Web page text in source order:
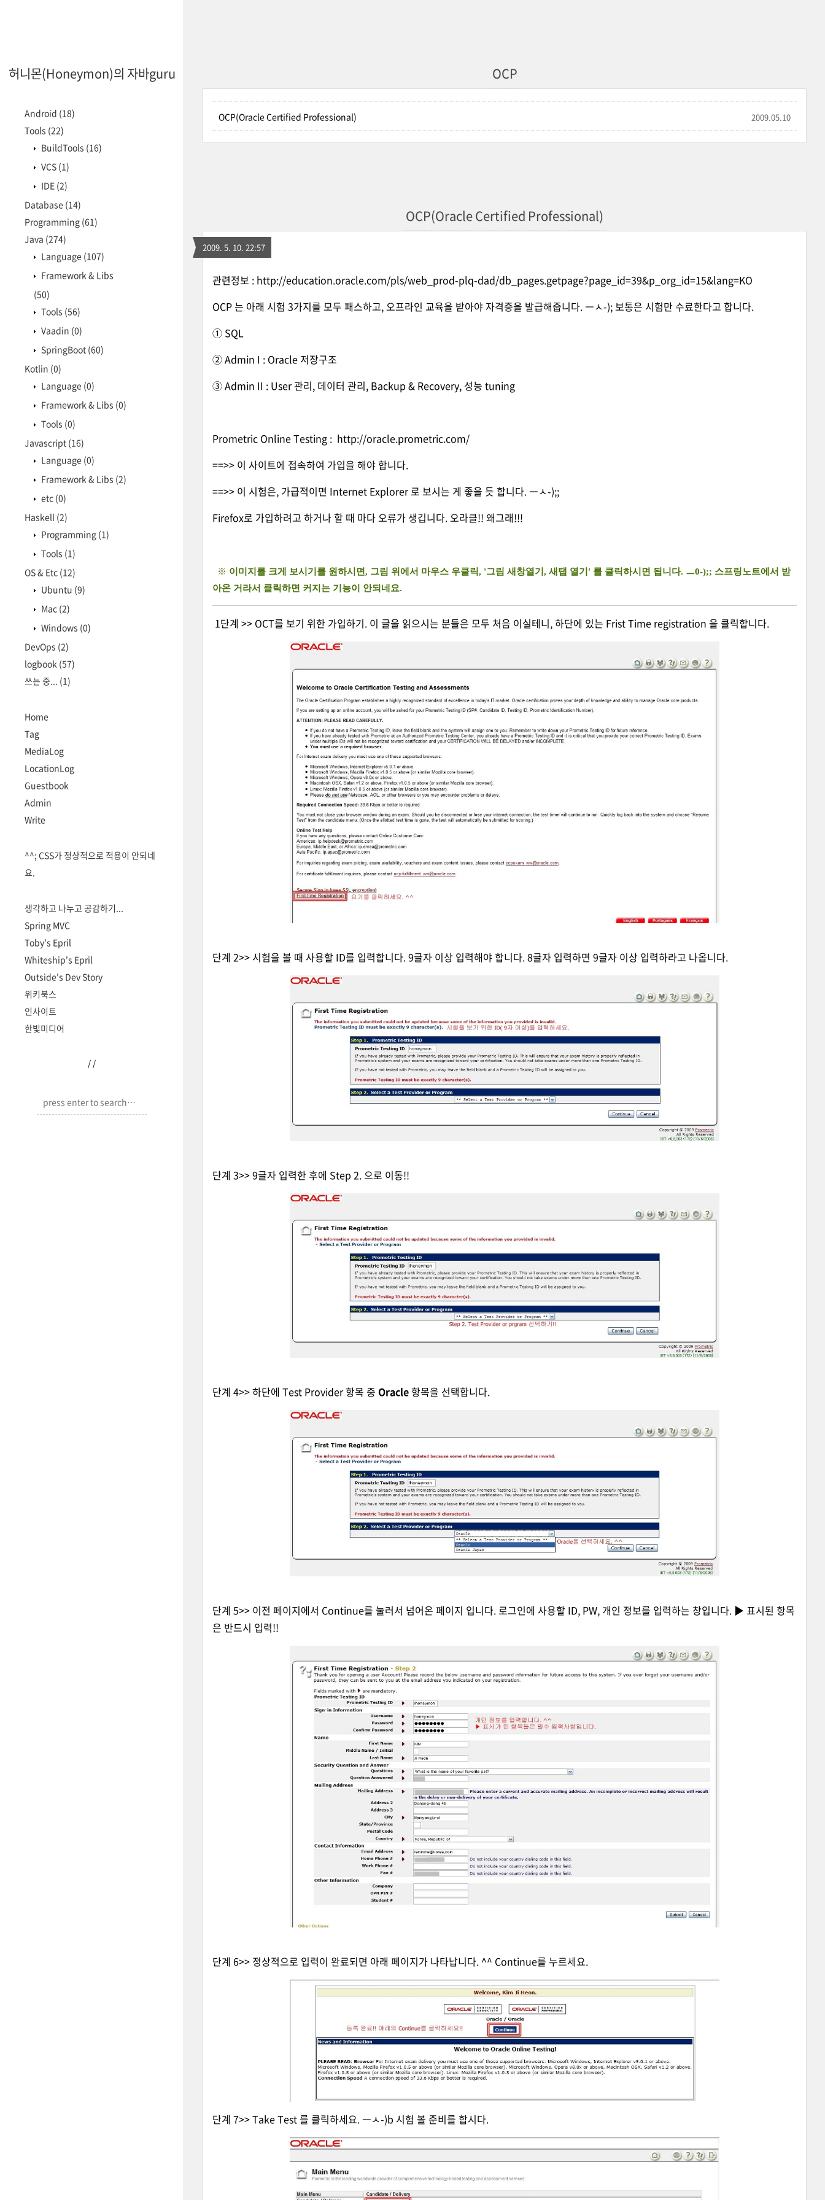
허니몬(Honeymon)의 자바guru
Android (18)
Tools (22)
BuildTools (16)
VCS (1)
IDE (2)
Database (14)
Programming (61)
Java (274)
Language (107)
Framework & Libs
(50)
Tools (56)
Vaadin (0)
SpringBoot (60)
Kotlin (0)
Language (0)
Framework & Libs (0)
Tools (0)
Javascript (16)
Language (0)
Framework & Libs (2)
etc (0)
Haskell (2)
Programming (1)
Tools (1)
OS & Etc (12)
Ubuntu (9)
Mac (2)
Windows (0)
DevOps (2)
logbook (57)
쓰는 중... (1)
Home
Tag
MediaLog
LocationLog
Guestbook
Admin
Write
^^; CSS가 정상적으로 적용이 안되네
요.
생각하고 나누고 공감하기...
Spring MVC
Toby's Epril
Whiteship's Epril
Outside's Dev Story
위키북스
인사이트
한빛미디어
/ /
OCP
OCP(Oracle Certified Professional) 2009.05.10
OCP(Oracle Certified Professional)
2009. 5. 10. 22:57
관련정보 : http://education.oracle.com/pls/web_prod-plq-dad/db_pages.getpage?page_id=39&p_org_id=15&lang=KO
OCP 는 아래 시험 3가지를 모두 패스하고, 오프라인 교육을 받아야 자격증을 발급해줍니다. ㅡㅅ-); 보통은 시험만 수료한다고 합니다.
① SQL
② Admin I : Oracle 저장구조
③ Admin II : User 관리, 데이터 관리, Backup & Recovery, 성능 tuning
Prometric Online Testing : http://oracle.prometric.com/
==>> 이 사이트에 접속하여 가입을 해야 합니다.
==>> 이 시험은, 가급적이면 Internet Explorer 로 보시는 게 좋을 듯 합니다. ㅡㅅ-);;
Firefox로 가입하려고 하거나 할 때 마다 오류가 생깁니다. 오라클!! 왜그래!!!
※ 이미지를 크게 보시기를 원하시면, 그림 위에서 마우스 우클릭, '그림 새창열기, 새탭 열기' 를 클릭하시면 됩니다. ㅡ0-);; 스프링노트에서 받
아온 거라서 클릭하면 커지는 기능이 안되네요.
1단계 >> OCT를 보기 위한 가입하기. 이 글을 읽으시는 분들은 모두 처음 이실테니, 하단에 있는 Frist Time registration 을 클릭합니다.
단계 2>> 시험을 볼 때 사용할 ID를 입력합니다. 9글자 이상 입력해야 합니다. 8글자 입력하면 9글자 이상 입력하라고 나옵니다.
단계 3>> 9글자 입력한 후에 Step 2. 으로 이동!!
단계 4>> 하단에 Test Provider 항목 중 Oracle 항목을 선택합니다.
단계 5>> 이전 페이지에서 Continue를 눌러서 넘어온 페이지 입니다. 로그인에 사용할 ID, PW, 개인 정보를 입력하는 창입니다. ▶ 표시된 항목
은 반드시 입력!!
단계 6>> 정상적으로 입력이 완료되면 아래 페이지가 나타납니다. ^^ Continue를 누르세요.
단계 7>> Take Test 를 클릭하세요. ㅡㅅ-)b 시험 볼 준비를 합시다.